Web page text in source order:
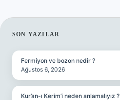
SIDEBAR
SON YAZILAR
Fermiyon ve bozon nedir ?
Ağustos 6, 2026
Kur’an-ı Kerim’i neden anlamalıyız ?